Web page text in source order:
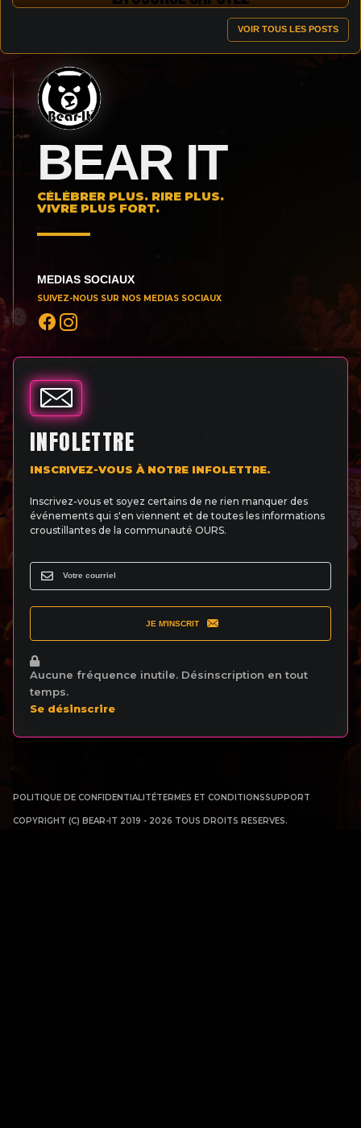
VOIR TOUS LES POSTS
BEAR IT
CÉLÉBRER PLUS. RIRE PLUS.
VIVRE PLUS FORT.
MEDIAS SOCIAUX
SUIVEZ-NOUS SUR NOS MEDIAS SOCIAUX
INFOLETTRE
INSCRIVEZ-VOUS À NOTRE INFOLETTRE.
Inscrivez-vous et soyez certains de ne rien manquer des
événements qui s'en viennent et de toutes les informations
croustillantes de la communauté OURS.
JE M'INSCRIT
Aucune fréquence inutile. Désinscription en tout
temps.
Se désinscrire
POLITIQUE DE CONFIDENTIALITÉTERMES ET CONDITIONSSUPPORT
COPYRIGHT (C) BEAR-IT 2019 - 2026 TOUS DROITS RESERVES.